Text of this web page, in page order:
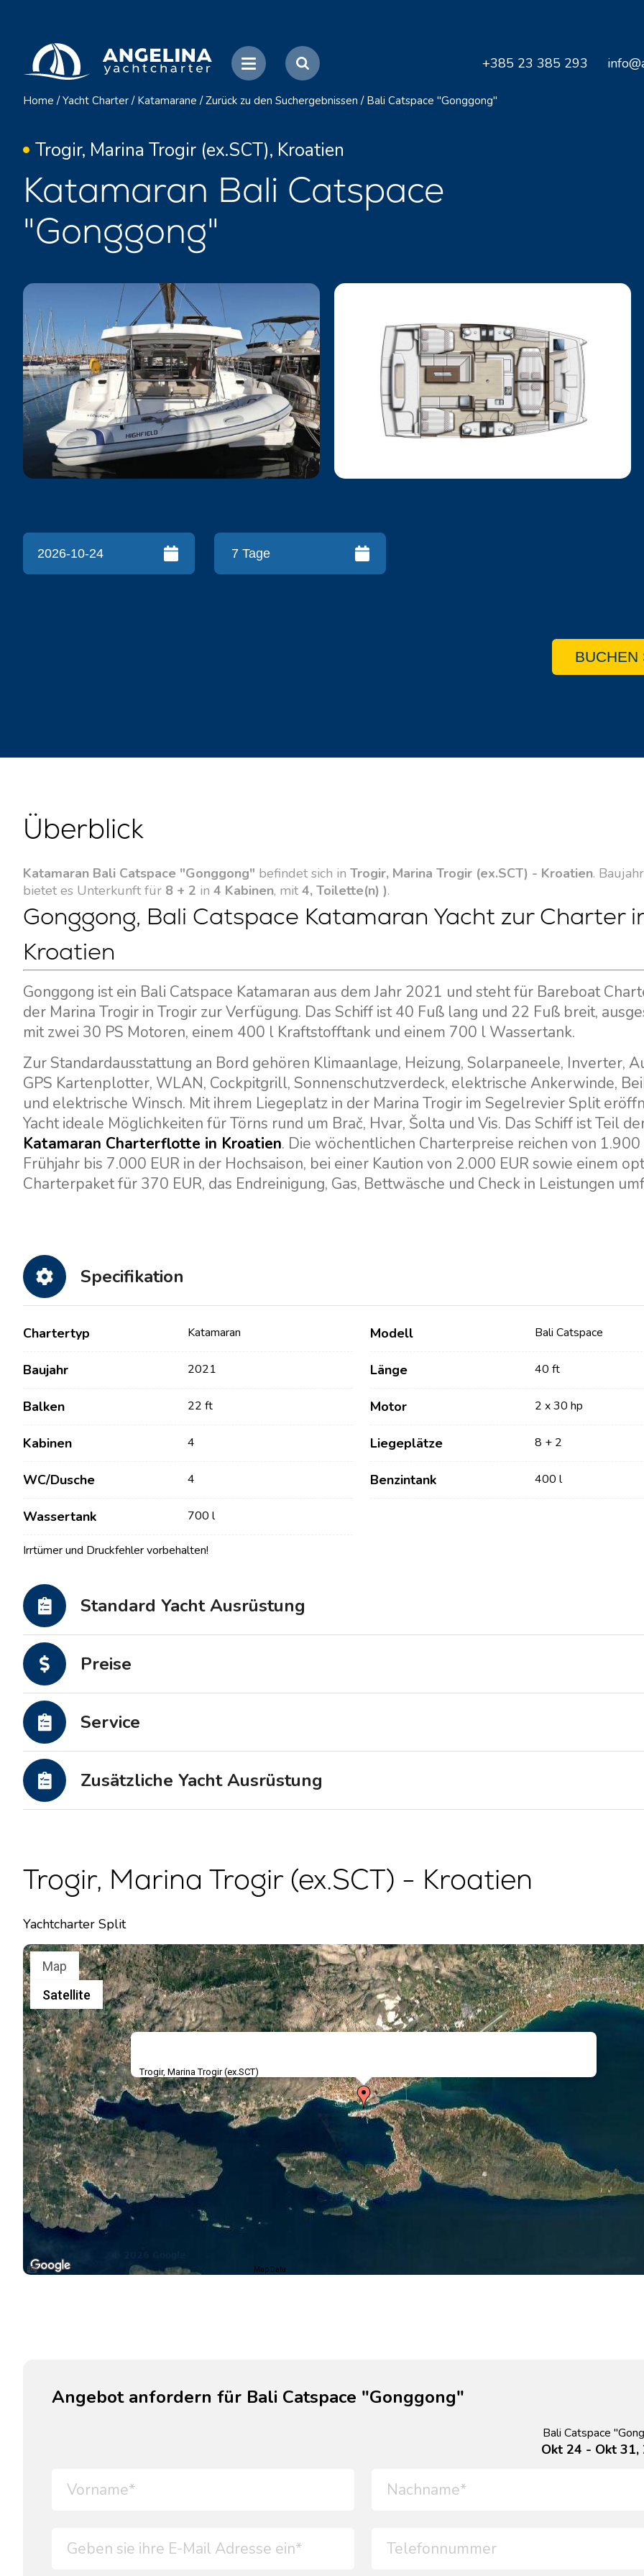
+385 23 385 293
Home / Yacht Charter / Katamarane / Zurück zu den Suchergebnissen / Bali Catspace "Gonggong"
Trogir, Marina Trogir (ex.SCT), Kroatien
Katamaran Bali Catspace
"Gonggong"
BUCHEN
Überblick
Katamaran Bali Catspace "Gonggong" befindet sich in Trogir, Marina Trogir (ex.SCT) - Kroatien. Baujahr
bietet es Unterkunft für 8 + 2 in 4 Kabinen, mit 4, Toilette(n) ).
Gonggong, Bali Catspace Katamaran Yacht zur Charter
Kroatien
Gonggong ist ein Bali Catspace Katamaran aus dem Jahr 2021 und steht für Bareboat
der Marina Trogir in Trogir zur Verfügung. Das Schiff ist 40 Fuß lang und 22 Fuß breit,
mit zwei 30 PS Motoren, einem 400 l Kraftstofftank und einem 700 l Wassertank.
Zur Standardausstattung an Bord gehören Klimaanlage, Heizung, Solarpaneele, Inverter,
GPS Kartenplotter, WLAN, Cockpitgrill, Sonnenschutzverdeck, elektrische Ankerwinde,
und elektrische Winsch. Mit ihrem Liegeplatz in der Marina Trogir im Segelrevier Split
Yacht ideale Möglichkeiten für Törns rund um Brač, Hvar, Šolta und Vis. Das Schiff ist Teil
Katamaran Charterflotte in Kroatien. Die wöchentlichen Charterpreise reichen von 1.900
Frühjahr bis 7.000 EUR in der Hochsaison, bei einer Kaution von 2.000 EUR sowie einem
Charterpaket für 370 EUR, das Endreinigung, Gas, Bettwäsche und Check in Leistungen
Specifikation
Chartertyp Katamaran Modell Bali Catspace
Baujahr 2021 Länge 40 ft
Balken 22 ft Motor 2 x 30 hp
Kabinen 4 Liegeplätze 8 + 2
WC/Dusche 4 Benzintank 400 l
Wassertank 700 l
Irrtümer und Druckfehler vorbehalten!
Standard Yacht Ausrüstung
Preise
Service
Zusätzliche Yacht Ausrüstung
Trogir, Marina Trogir (ex.SCT) - Kroatien
Yachtcharter Split
Trogir, Marina Trogir (ex.SCT)
Map
Satellite
Map Data
Angebot anfordern für Bali Catspace "Gonggong"
Bali Catspace
Okt 24 - Okt 31,
Kontakt
Nachrichten / Blog
Über uns
Häufig gestellte Fragen
Unsere Flotte
Segelboote
Motorboote
Motorkatamarane
Dienstleistungen
Bali Katamarane zur
Destinations
Trogir
Istrien Segelregion